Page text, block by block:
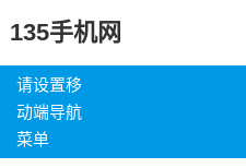
135手机网
请设置移
动端导航
菜单